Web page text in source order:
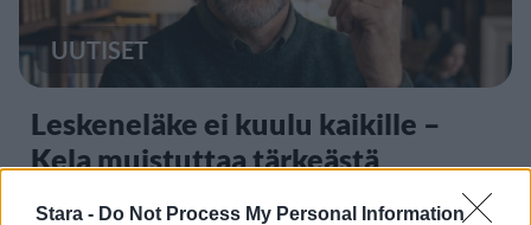
Stara - Do Not Process My Personal Information
UUTISET
Leskeneläke ei kuulu kaikille –
Kela muistuttaa tärkeästä